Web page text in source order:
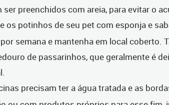
ser preenchidos com areia, para evitar o
os potinhos de seu pet com esponja e
semana e mantenha em local coberto.
de passarinhos, que geralmente é
precisam ter a água tratada e as